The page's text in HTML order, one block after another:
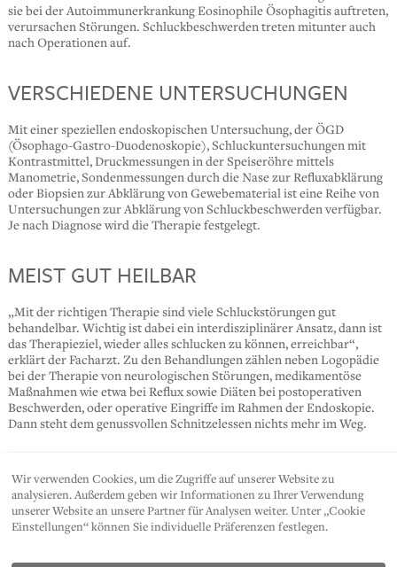
sie bei der Autoimmunerkrankung Eosinophile Ösophagitis auftreten,
verursachen Störungen. Schluckbeschwerden treten mitunter auch
nach Operationen auf.
VERSCHIEDENE UNTERSUCHUNGEN
Mit einer speziellen endoskopischen Untersuchung, der ÖGD
(Ösophago-Gastro-Duodenoskopie), Schluckuntersuchungen mit
Kontrastmittel, Druckmessungen in der Speiseröhre mittels
Manometrie, Sondenmessungen durch die Nase zur Refluxabklärung
oder Biopsien zur Abklärung von Gewebematerial ist eine Reihe von
Untersuchungen zur Abklärung von Schluckbeschwerden verfügbar.
Je nach Diagnose wird die Therapie festgelegt.
MEIST GUT HEILBAR
„Mit der richtigen Therapie sind viele Schluckstörungen gut
behandelbar. Wichtig ist dabei ein interdisziplinärer Ansatz, dann ist
das Therapieziel, wieder alles schlucken zu können, erreichbar“,
erklärt der Facharzt. Zu den Behandlungen zählen neben Logopädie
bei der Therapie von neurologischen Störungen, medikamentöse
Maßnahmen wie etwa bei Reflux sowie Diäten bei postoperativen
Beschwerden, oder operative Eingriffe im Rahmen der Endoskopie.
Dann steht dem genussvollen Schnitzelessen nichts mehr im Weg.
Wir verwenden Cookies, um die Zugriffe auf unserer Website zu
analysieren. Außerdem geben wir Informationen zu Ihrer Verwendung
unserer Website an unsere Partner für Analysen weiter. Unter „Cookie
Einstellungen“ können Sie individuelle Präferenzen festlegen.